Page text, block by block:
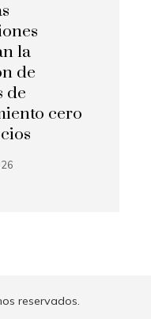
la
de
de
cero
reservados.